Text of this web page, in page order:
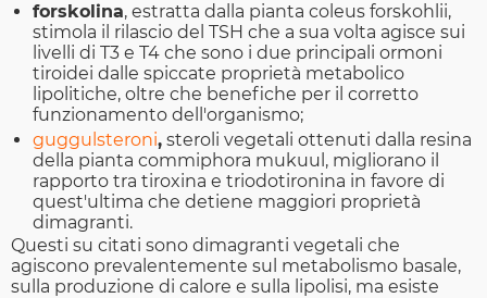
forskolina, estratta dalla pianta coleus forskohlii,
stimola il rilascio del TSH che a sua volta agisce sui
livelli di T3 e T4 che sono i due principali ormoni
tiroidei dalle spiccate proprietà metabolico
lipolitiche, oltre che benefiche per il corretto
funzionamento dell'organismo;
guggulsteroni, steroli vegetali ottenuti dalla resina
della pianta commiphora mukuul, migliorano il
rapporto tra tiroxina e triodotironina in favore di
quest'ultima che detiene maggiori proprietà
dimagranti.
Questi su citati sono dimagranti vegetali che
agiscono prevalentemente sul metabolismo basale,
sulla produzione di calore e sulla lipolisi, ma esiste